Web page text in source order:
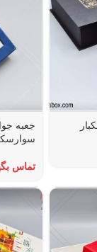
جعبه
تماس